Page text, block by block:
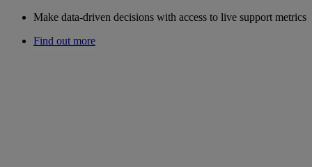
Make data-driven decisions with access to live support metrics
Find out more